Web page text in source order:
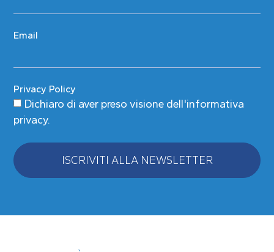
Email
Privacy Policy
Dichiaro di aver preso visione dell'informativa
privacy.
ISCRIVITI ALLA NEWSLETTER